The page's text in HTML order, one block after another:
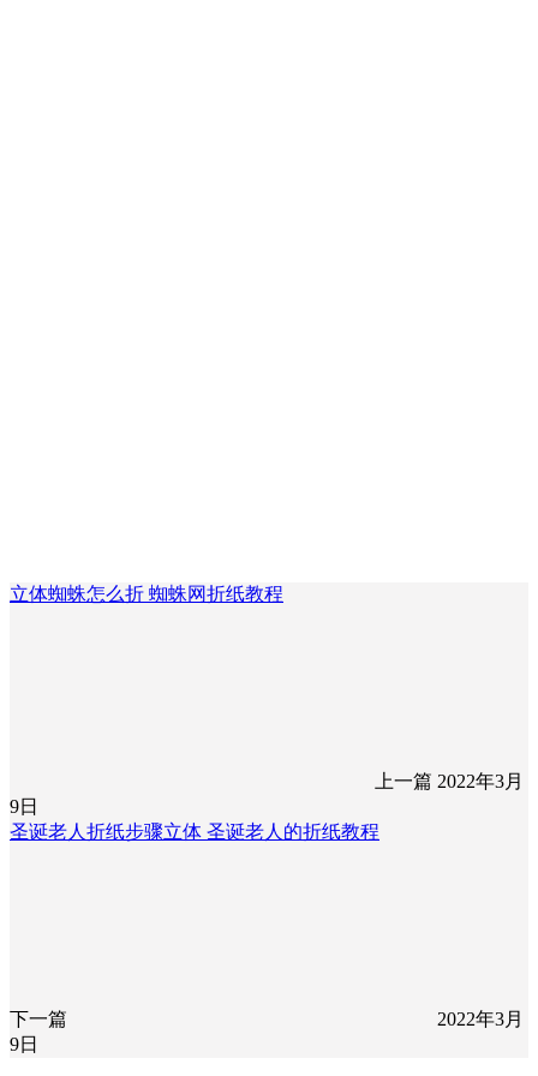
立体蜘蛛怎么折 蜘蛛网折纸教程
上一篇 2022年3月
9日
圣诞老人折纸步骤立体 圣诞老人的折纸教程
下一篇
2022年3月
9日